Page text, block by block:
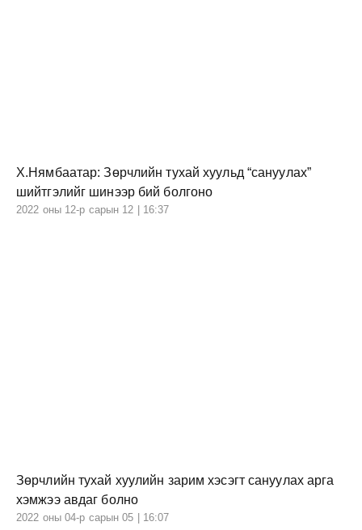
Х.Нямбаатар: Зөрчлийн тухай хуульд “сануулах”
шийтгэлийг шинээр бий болгоно
2022 оны 12-р сарын 12 | 16:37
Зөрчлийн тухай хуулийн зарим хэсэгт сануулах арга
хэмжээ авдаг болно
2022 оны 04-р сарын 05 | 16:07